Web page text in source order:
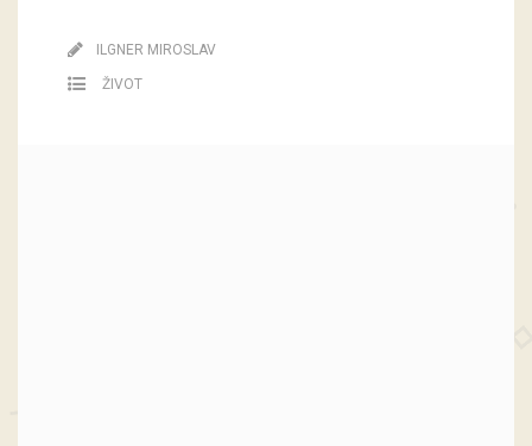
ILGNER MIROSLAV
ŽIVOT